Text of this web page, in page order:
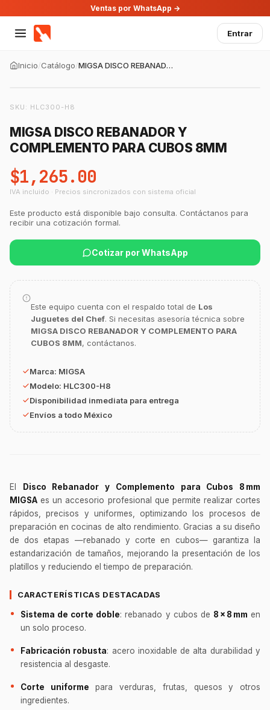
Ventas por WhatsApp →
Entrar
Inicio/Catálogo/ MIGSA DISCO REBANADOR Y COMPLEMENTO PARA CUBOS 8MM
SKU: HLC300-H8
MIGSA DISCO REBANADOR Y
COMPLEMENTO PARA CUBOS 8MM
$1,265.00
IVA incluido · Precios sincronizados con sistema oficial
Este producto está disponible bajo consulta. Contáctanos para
recibir una cotización formal.
Cotizar por WhatsApp
Este equipo cuenta con el respaldo total de Los
Juguetes del Chef. Si necesitas asesoría técnica sobre
MIGSA DISCO REBANADOR Y COMPLEMENTO PARA
CUBOS 8MM, contáctanos.
Marca: MIGSA
Modelo: HLC300-H8
Disponibilidad inmediata para entrega
Envíos a todo México
El Disco Rebanador y Complemento para Cubos 8 mm
MIGSA es un accesorio profesional que permite realizar cortes
rápidos, precisos y uniformes, optimizando los procesos de
preparación en cocinas de alto rendimiento. Gracias a su diseño
de dos etapas —rebanado y corte en cubos— garantiza la
estandarización de tamaños, mejorando la presentación de los
platillos y reduciendo el tiempo de preparación.
CARACTERÍSTICAS DESTACADAS
Sistema de corte doble: rebanado y cubos de 8 × 8 mm en
un solo proceso.
Fabricación robusta: acero inoxidable de alta durabilidad y
resistencia al desgaste.
Corte uniforme para verduras, frutas, quesos y otros
ingredientes.
GastroBot
Asesor Chef Online
¿En qué te puedo apoyar hoy con tu
Buscar estufas industriales